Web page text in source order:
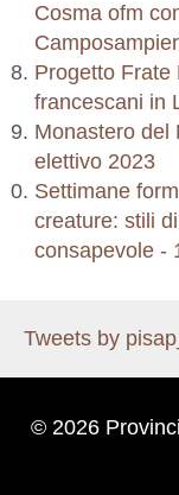
Cosma ofm
Progetto Frate
francescani in
Monastero del
elettivo 2023
Settimane
creature: stili
consapevole -
Tweets by
© 2026